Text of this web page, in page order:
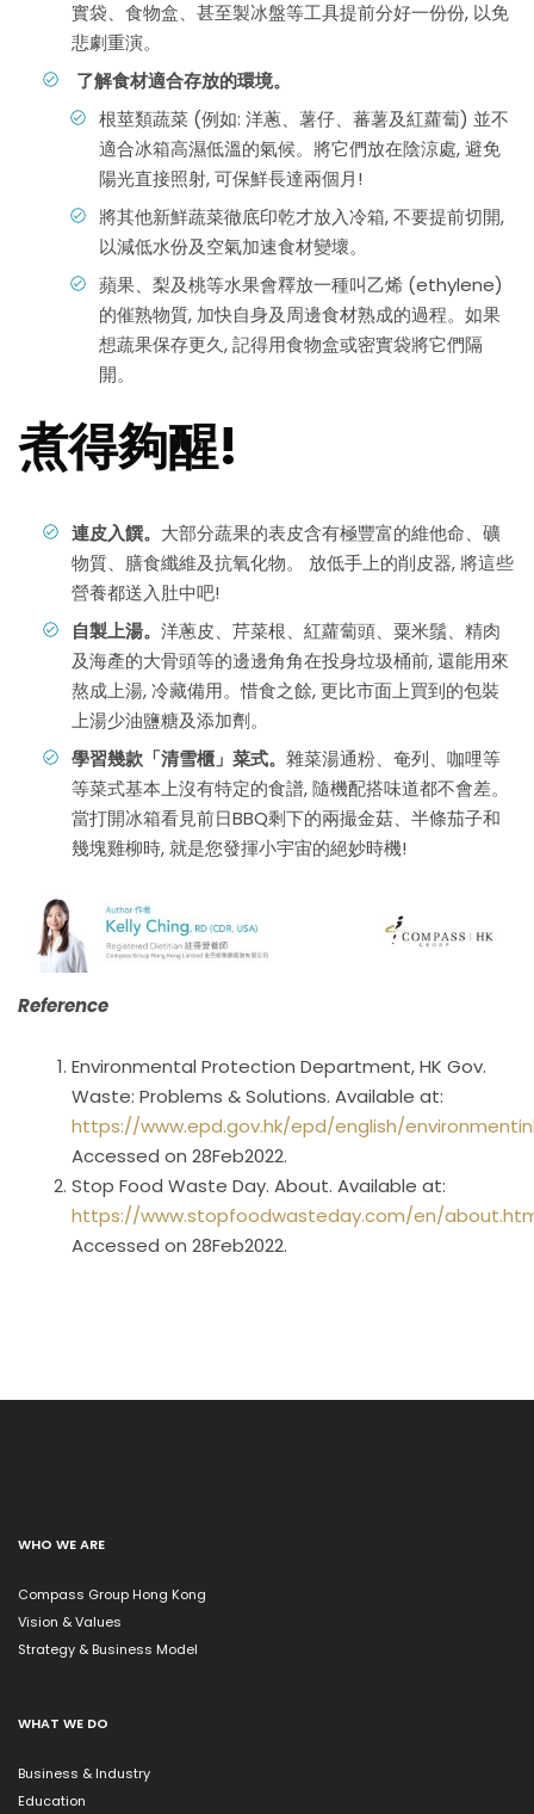
實袋、食物盒、甚至製冰盤等工具提前分好一份份, 以免
悲劇重演。
了解食材適合存放的環境。
根莖類蔬菜 (例如: 洋蔥、薯仔、蕃薯及紅蘿蔔) 並不
適合冰箱高濕低溫的氣候。將它們放在陰涼處, 避免
陽光直接照射, 可保鮮長達兩個月!
將其他新鮮蔬菜徹底印乾才放入冷箱, 不要提前切開,
以減低水份及空氣加速食材變壞。
蘋果、梨及桃等水果會釋放一種叫乙烯 (ethylene)
的催熟物質, 加快自身及周邊食材熟成的過程。如果
想蔬果保存更久, 記得用食物盒或密實袋將它們隔
開。
煮得夠醒!
連皮入饌。 大部分蔬果的表皮含有極豐富的維他命、礦
物質、膳食纖維及抗氧化物。 放低手上的削皮器, 將這些
營養都送入肚中吧!
自製上湯。 洋蔥皮、芹菜根、紅蘿蔔頭、粟米鬚、精肉
及海產的大骨頭等的邊邊角角在投身垃圾桶前, 還能用來
熬成上湯, 冷藏備用。惜食之餘, 更比市面上買到的包裝
上湯少油鹽糖及添加劑。
學習幾款「清雪櫃」菜式。 雜菜湯通粉、奄列、咖哩等
等菜式基本上沒有特定的食譜, 隨機配搭味道都不會差。
當打開冰箱看見前日BBQ剩下的兩撮金菇、半條茄子和
幾塊雞柳時, 就是您發揮小宇宙的絕妙時機!
Reference
Environmental Protection Department, HK Gov.
Waste: Problems & Solutions. Available at:
https://www.epd.gov.hk/epd/english/
Accessed on 28Feb2022.
Stop Food Waste Day. About. Available at:
https://www.stopfoodwasteday.com/en/
Accessed on 28Feb2022.
WHO WE ARE
Compass Group Hong Kong
Vision & Values
Strategy & Business Model
WHAT WE DO
Business & Industry
Education